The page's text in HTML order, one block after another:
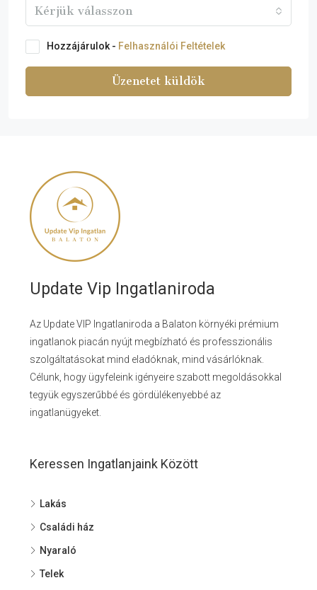
Kérjük válasszon
Hozzájárulok - Felhasználói Feltételek
Üzenetet küldök
Update Vip Ingatlaniroda
Az Update VIP Ingatlaniroda a Balaton környéki prémium
ingatlanok piacán nyújt megbízható és professzionális
szolgáltatásokat mind eladóknak, mind vásárlóknak.
Célunk, hogy ügyfeleink igényeire szabott megoldásokkal
tegyük egyszerűbbé és gördülékenyebbé az
ingatlanügyeket.
Keressen Ingatlanjaink Között
Lakás
Családi ház
Nyaraló
Telek